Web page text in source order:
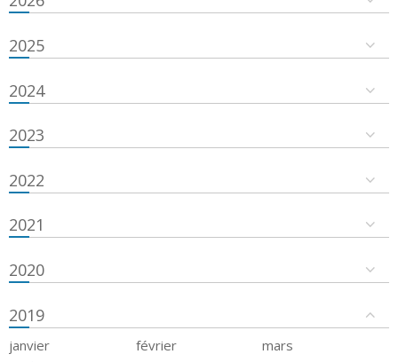
2025
2024
2023
2022
2021
2020
2019
janvier février
mars